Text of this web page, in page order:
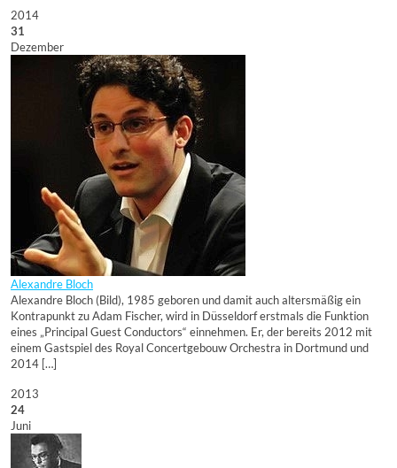
2014
31
Dezember
Alexandre Bloch
Alexandre Bloch (Bild), 1985 geboren und damit auch altersmäßig ein
Kontrapunkt zu Adam Fischer, wird in Düsseldorf erstmals die Funktion
eines „Principal Guest Conductors“ einnehmen. Er, der bereits 2012 mit
einem Gastspiel des Royal Concertgebouw Orchestra in Dortmund und
2014 […]
2013
24
Juni